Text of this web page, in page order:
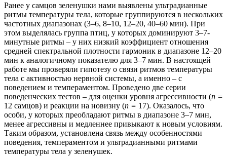
Ранее у самцов зеленушки нами выявлены ультрадианные
ритмы температуры тела, которые группируются в нескольких
частотных диапазонах (3–6, 8–10, 12–20, 40–60 мин). При
этом выделялась группа птиц, у которых доминируют 3–7-
минутные ритмы – у них низкий коэффициент отношения
средней спектральной плотности гармоник в диапазоне 12–20
мин к аналогичному показателю для 3–7 мин. В настоящей
работе мы проверяли гипотезу о связи ритмов температуры
тела с активностью нервной системы, а именно – с
поведением и темпераментом. Проведено две серии
поведенческих тестов – для оценки уровня агрессивности (n =
12 самцов) и реакции на новизну (n = 17). Оказалось, что
особи, у которых преобладают ритмы в диапазоне 3–7 мин,
менее агрессивны и медленнее привыкают к новым условиям.
Таким образом, установлена связь между особенностями
поведения, темпераментом и ультрадианными ритмами
температуры тела у зеленушек.